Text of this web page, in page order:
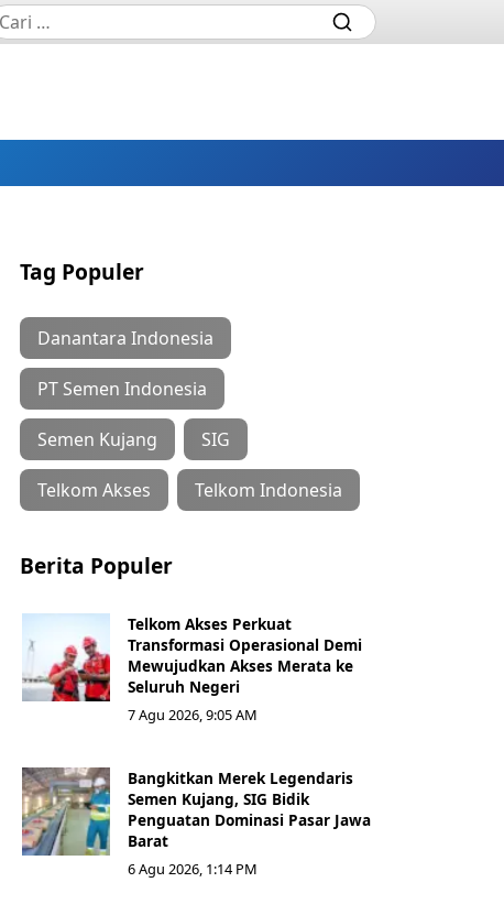
Tag Populer
Danantara Indonesia
PT Semen Indonesia
Semen Kujang SIG
Telkom Akses Telkom Indonesia
Berita Populer
Telkom Akses Perkuat
Transformasi Operasional Demi
Mewujudkan Akses Merata ke
Seluruh Negeri
7 Agu 2026, 9:05 AM
Bangkitkan Merek Legendaris
Semen Kujang, SIG Bidik
Penguatan Dominasi Pasar Jawa
Barat
6 Agu 2026, 1:14 PM